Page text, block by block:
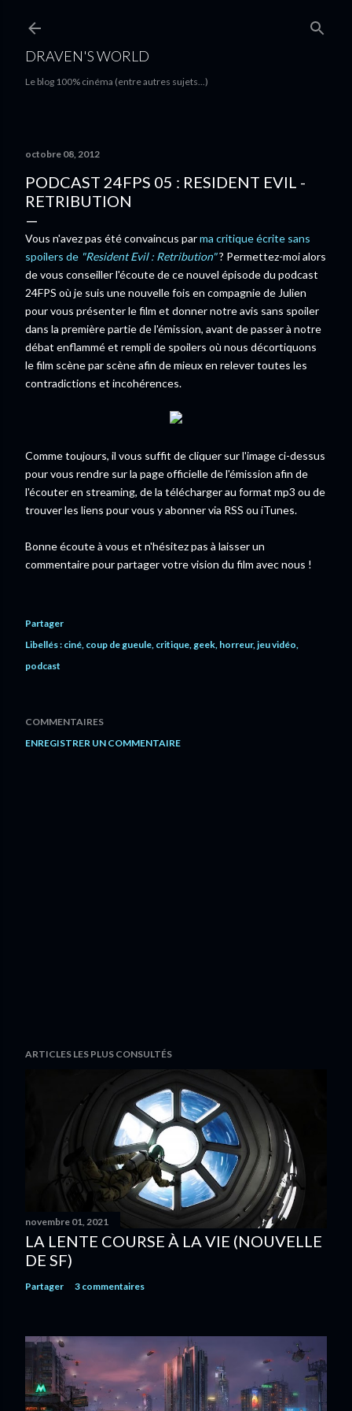
DRAVEN'S WORLD
Le blog 100% cinéma (entre autres sujets...)
octobre 08, 2012
PODCAST 24FPS 05 : RESIDENT EVIL -
RETRIBUTION
Vous n'avez pas été convaincus parma critique écrite sans
spoilers de "Resident Evil : Retribution"? Permettez-moi alors
de vous conseiller l'écoute de ce nouvel épisode du podcast
24FPS où je suis une nouvelle fois en compagnie de Julien
pour vous présenter le film et donner notre avis sans spoiler
dans la première partie de l'émission, avant de passer à notre
débat enflammé et rempli de spoilers où nous décortiquons
le film scène par scène afin de mieux en relever toutes les
contradictions et incohérences.
Comme toujours, il vous suffit de cliquer sur l'image ci-dessus
pour vous rendre sur la page officielle de l'émission afin de
l'écouter en streaming, de la télécharger au format mp3 ou de
trouver les liens pour vous y abonner via RSS ou iTunes.
Bonne écoute à vous et n'hésitez pas à laisser un
commentaire pour partager votre vision du film avec nous !
Partager
Libellés : ciné coup de gueule critique geek horreur jeu vidéo
podcast
COMMENTAIRES
ENREGISTRER UN COMMENTAIRE
ARTICLES LES PLUS CONSULTÉS
novembre 01, 2021
LA LENTE COURSE À LA VIE (NOUVELLE
DE SF)
Partager 3 commentaires